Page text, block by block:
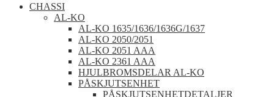
CHASSI
AL-KO
AL-KO 1635/1636/1636G/1637
AL-KO 2050/2051
AL-KO 2051 AAA
AL-KO 2361 AAA
HJULBROMSDELAR AL-KO
PÅSKJUTSENHET
PÅSKJUTSENHETDETALJER